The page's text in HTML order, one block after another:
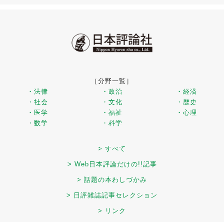
［分野一覧］
・法律
・政治
・経済
・社会
・文化
・歴史
・医学
・福祉
・心理
・数学
・科学
> すべて
> Web日本評論だけの!!記事
> 話題の本わしづかみ
> 日評雑誌記事セレクション
> リンク